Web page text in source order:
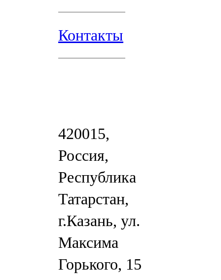
Контакты
420015,
Россия,
Республика
Татарстан,
г.Казань, ул.
Максима
Горького, 15